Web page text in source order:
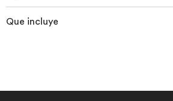
Que incluye